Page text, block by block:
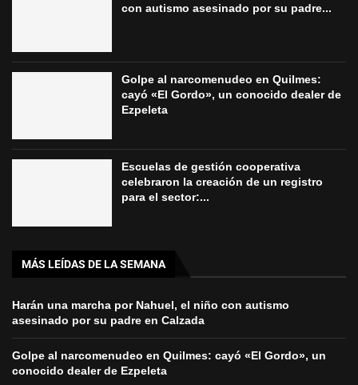
con autismo asesinado por su padre...
Golpe al narcomenudeo en Quilmes:
cayó «El Gordo», un conocido dealer de
Ezpeleta
Escuelas de gestión cooperativa
celebraron la creación de un registro
para el sector:...
MÁS LEÍDAS DE LA SEMANA
Harán una marcha por Nahuel, el niño con autismo
asesinado por su padre en Calzada
Golpe al narcomenudeo en Quilmes: cayó «El Gordo», un
conocido dealer de Ezpeleta